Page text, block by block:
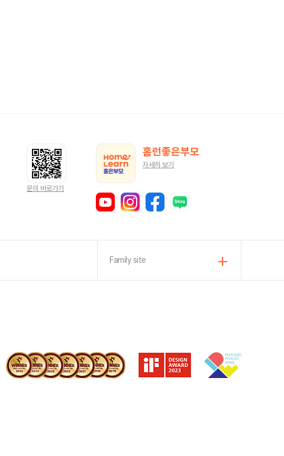
문의 바로가기
홈런좋은부모
자세히 보기